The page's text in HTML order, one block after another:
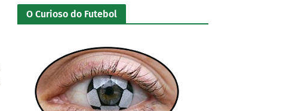
O Curioso do Futebol